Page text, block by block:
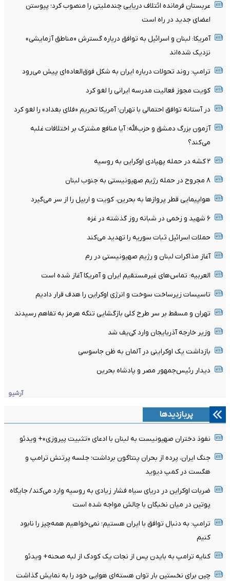
عربستان فرمانده ائتلاف دریایی چندملیتی را منصوب کرد؛ پیوستن
اعضای جدید در راه است
آمریکا: لبنان و اسرائیل به توافق درباره گسترش «مناطق آزمایشی»
نزدیک شده‌اند
ترامپ: روند تحولات درباره ایران به شکل فوق‌العاده‌ای پیش می‌رود
کویت مجوز فعالیت مدرسه ایرانی را لغو کرد
در آستانه توافق احتمالی با تهران؛ آمریکا تحریم «فلای بغداد» را لغو کرد
آزمون بزرگ دمشق و حزب‌الله؛ آیا منافع مشترک بر اختلافات غلبه
می‌کند؟
۲ کشه در حمله پهپادی اوکراین به روسیه
۸ مجروح در حمله رژیم صهیونیستی به جنوب لبنان
هواپیمایی قطر پروازها به بحرین، کویت و اربیل را از سر می‌گیرد
۶ شهید و زخمی در شبانه روز گذشته در غزه
حملات اسرائیل ثبات سوریه را تهدید می‌کند
آغاز مذاکرات لبنان و رژیم صهیونیستی در رم
العربیه: تماس‌های غیرمستقیم ایران و آمریکا آغاز شده است
تاسیسات زیرساخت سوخت و انرژی اوکراین را هدف قرار دادیم
تهران و مسقط بر سر طرح کلی بازگشایی تنگه هرمز به تفاهم رسیدند
وزیر خارجه آذربایجان وارد کی‌یف شد
بازداشت یک اوکراینی در آلمان به ظن جاسوسی
دیدار رئیس‌جمهور مصر و پادشاه بحرین
آرشیو
پربازدیدها
نفوذ دختران صهیونیست به لبنان با ادعای «تثبیت پیروزی»+ ویدئو
جنگ ایران، پرده از بحران پنتاگون برداشت؛ جلسه پرتنش ترامپ و
هگست در کمپ دیوید
ضربات اوکراین در دریای سیاه فشار زیادی به روسیه وارد می‌کند/ جایگاه
پوتین در میان نخبگان با چالش مواجه شده است
ترامپ: به دنبال توافق با ایران هستیم؛ نمی‌خواهیم همه‌چیز را نابود
کنیم
کنایه ترامپ به بایدن پس از نجات یک کودک از لبه صحنه+ ویدئو
چین برای نخستین بار توان هسته‌ای هوایی خود را به نمایش گذاشت